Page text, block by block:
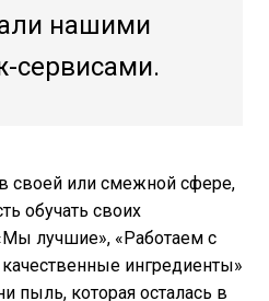
нашими
сервисами.
своей или смежной сфере,
обучать своих
лучшие», «Работаем с
ингредиенты»
пыль, которая осталась в